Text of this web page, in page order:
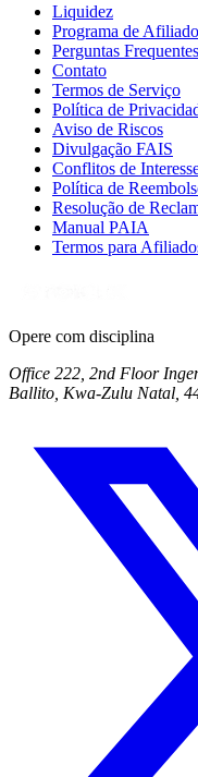
Liquidez
Programa de
Perguntas Frequentes
Contato
Termos de Serviço
Política de
Aviso de Riscos
Divulgação FAIS
Conflitos de
Política de
Resolução de
Manual PAIA
Termos para
Opere com disciplina
Office 222, 2nd Floor
Ballito, Kwa-Zulu Natal,